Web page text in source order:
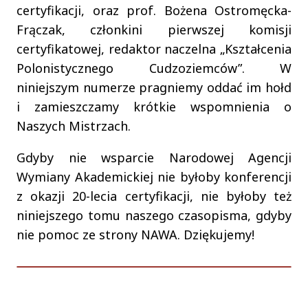
certyfikacji, oraz prof. Bożena Ostromęcka-
Frączak, członkini pierwszej komisji
certyfikatowej, redaktor naczelna „Kształcenia
Polonistycznego Cudzoziemców”. W
niniejszym numerze pragniemy oddać im hołd
i zamieszczamy krótkie wspomnienia o
Naszych Mistrzach.
Gdyby nie wsparcie Narodowej Agencji
Wymiany Akademickiej nie byłoby konferencji
z okazji 20-lecia certyfikacji, nie byłoby też
niniejszego tomu naszego czasopisma, gdyby
nie pomoc ze strony NAWA. Dziękujemy!